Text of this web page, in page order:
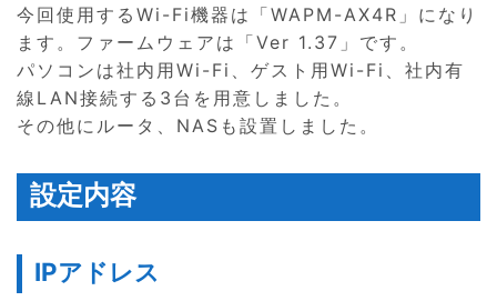
今回使用するWi-Fi機器は「WAPM-AX4R」になり
ます。ファームウェアは「Ver 1.37」です。
パソコンは社内用Wi-Fi、ゲスト用Wi-Fi、社内有
線LAN接続する3台を用意しました。
その他にルータ、NASも設置しました。
設定内容
IPアドレス